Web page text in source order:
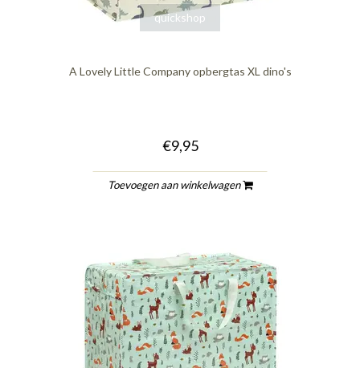
quickshop
A Lovely Little Company opbergtas XL dino's
€9,95
Toevoegen aan winkelwagen